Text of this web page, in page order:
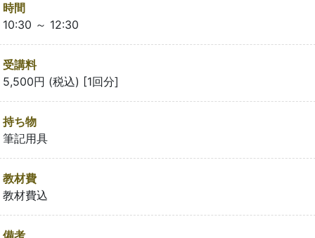
時間
10:30 ～ 12:30
受講料
5,500円 (税込) [1回分]
持ち物
筆記用具
教材費
教材費込